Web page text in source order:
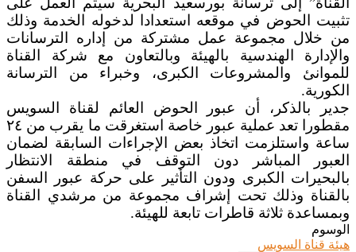
تثبيت الحوض في موقعه استعدادا لدخوله الخدمة وذلك
من خلال مجموعة عمل مشتركة من إداره الترسانات
والإدارة الهندسية بالهيئة وبالتعاون مع شركة القناة
للموانئ والمشروعات الكبرى، وخبراء من الترسانة
الكورية.
جدير بالذكر، أن عبور الحوض العائم لقناة السويس
مقطورا تعد عملية عبور خاصة استغرقت ما يقرب من ٢٤
ساعة واستلزمت اتخاذ بعض الإجراءات السابقة لضمان
العبور المباشر دون التوقف في منطقة الانتظار
بالبحيرات الكبرى ودون التأثير على حركة عبور السفن
بالقناة وذلك تحت إشراف مجموعة من مرشدي القناة
وبمساعدة ثلاثة قاطرات تابعة للهيئة.
الوسوم
هيئة قناة السويس